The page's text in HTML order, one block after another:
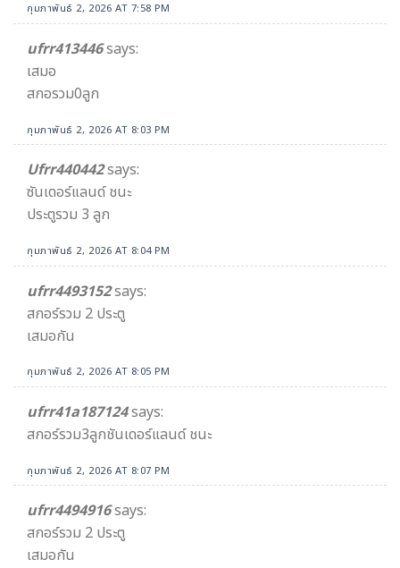
กุมภาพันธ์ 2, 2026 AT 7:58 PM
ufrr413446says:
เสมอ
สกอรวม0ลูก
กุมภาพันธ์ 2, 2026 AT 8:03 PM
Ufrr440442says:
ซันเดอร์แลนด์ ชนะ
ประตูรวม 3 ลูก
กุมภาพันธ์ 2, 2026 AT 8:04 PM
ufrr4493152says:
สกอร์รวม 2 ประตู
เสมอกัน
กุมภาพันธ์ 2, 2026 AT 8:05 PM
ufrr41a187124says:
สกอร์รวม3ลูกชันเดอร์แลนด์ ชนะ
กุมภาพันธ์ 2, 2026 AT 8:07 PM
ufrr4494916says:
สกอร์รวม 2 ประตู
เสมอกัน